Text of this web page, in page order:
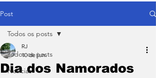
Post
Todos os posts
Notícias
Todos os posts
Dia dos Namorados
RJ
10 de jun.